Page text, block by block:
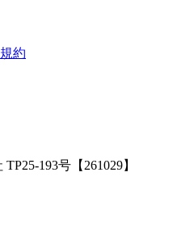
約
193号【261029】